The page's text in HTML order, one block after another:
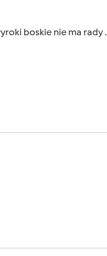
boskie nie ma rady .